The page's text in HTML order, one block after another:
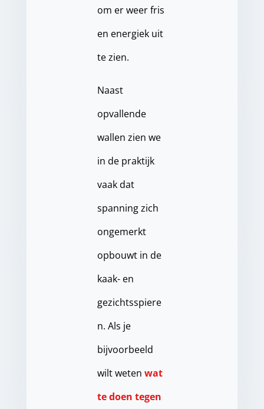
om er weer fris
en energiek uit
te zien.
Naast
opvallende
wallen zien we
in de praktijk
vaak dat
spanning zich
ongemerkt
opbouwt in de
kaak- en
gezichtsspiere
n. Als je
bijvoorbeeld
wilt weten wat
te doen tegen